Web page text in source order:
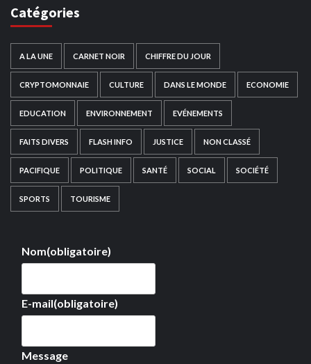
Catégories
A LA UNE CARNET NOIR CHIFFRE DU JOUR
CRYPTOMONNAIE CULTURE DANS LE MONDE ECONOMIE
EDUCATION ENVIRONNEMENT EVÉNEMENTS
FAITS DIVERS FLASH INFO JUSTICE NON CLASSÉ
PACIFIQUE POLITIQUE SANTÉ SOCIAL SOCIÉTÉ
SPORTS TOURISME
Nom(obligatoire)
E-mail(obligatoire)
Message